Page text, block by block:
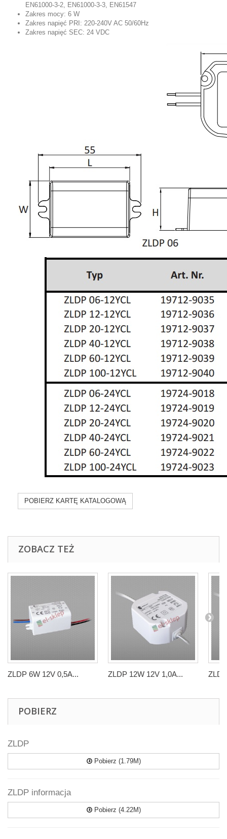
EN61000-3-2, EN61000-3-3, EN61547
Zakres mocy: 6 W
Zakres napięć PRI: 220-240V AC 50/60Hz
Zakres napięć SEC: 24 VDC
POBIERZ KARTĘ KATALOGOWĄ
ZOBACZ TEŻ
ZLDP 6W 12V 0,5A... ZLDP 12W 12V 1,0A...
POBIERZ
ZLDP
Pobierz (1.79M)
ZLDP informacja
Pobierz (4.22M)